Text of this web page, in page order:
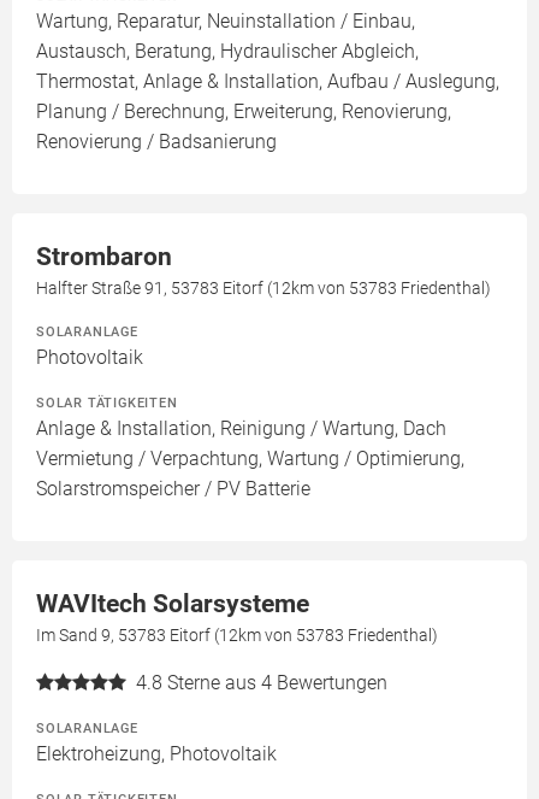
Wartung, Reparatur, Neuinstallation / Einbau,
Austausch, Beratung, Hydraulischer Abgleich,
Thermostat, Anlage & Installation, Aufbau / Auslegung,
Planung / Berechnung, Erweiterung, Renovierung,
Renovierung / Badsanierung
Strombaron
Halfter Straße 91, 53783 Eitorf (12km von 53783 Friedenthal)
SOLARANLAGE
Photovoltaik
SOLAR TÄTIGKEITEN
Anlage & Installation, Reinigung / Wartung, Dach
Vermietung / Verpachtung, Wartung / Optimierung,
Solarstromspeicher / PV Batterie
WAVItech Solarsysteme
Im Sand 9, 53783 Eitorf (12km von 53783 Friedenthal)
4.8 Sterne aus 4 Bewertungen
SOLARANLAGE
Elektroheizung, Photovoltaik